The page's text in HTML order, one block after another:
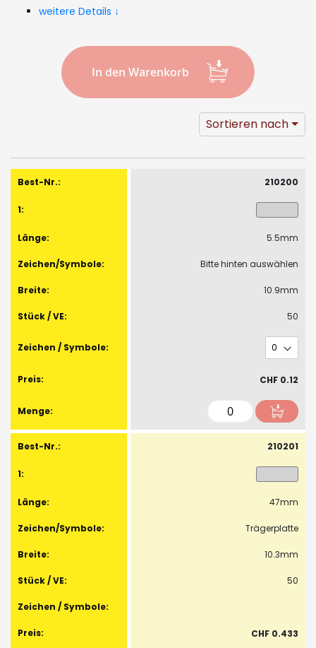
weitere Details ↓
In den Warenkorb
Sortieren nach
Produkte
Artikel
210200
5.5mm
Bitte hinten auswählen
10.9mm
50
CHF 0.12
210201
47mm
Trägerplatte
10.3mm
50
CHF 0.433